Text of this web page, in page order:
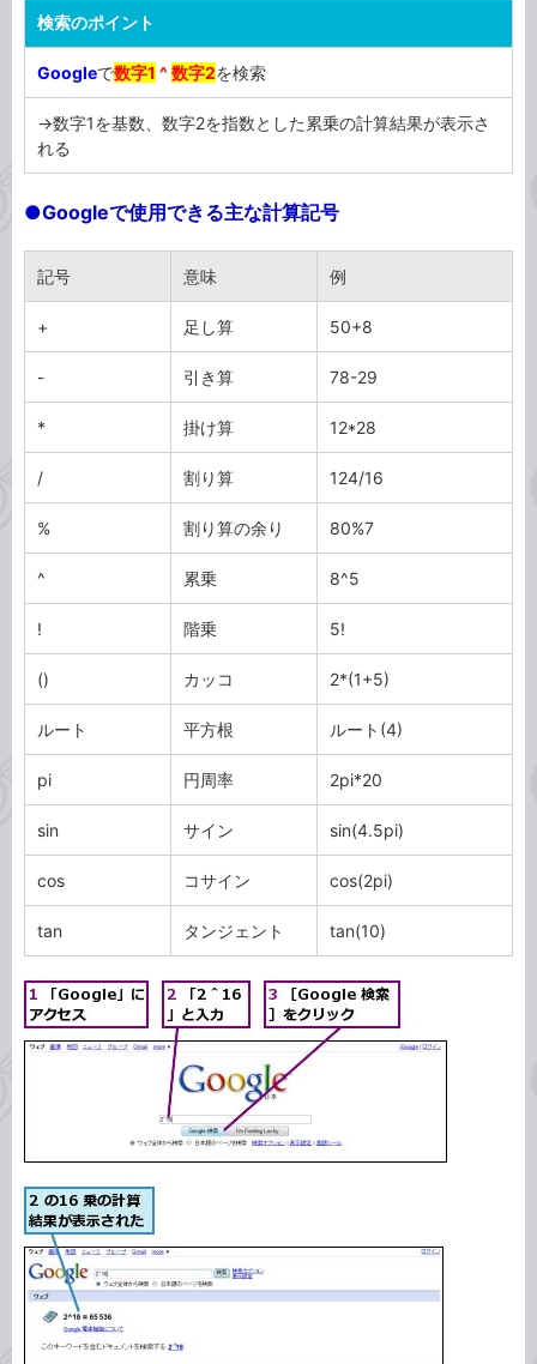
検索のポイント
Googleで数字1 ^数字2を検索
→数字1を基数、数字2を指数とした累乗の計算結果が表示さ
れる
●Googleで使用できる主な計算記号
記号 意味 例
+ 足し算 50+8
- 引き算 78-29
* 掛け算 12*28
/ 割り算 124/16
% 割り算の余り 80%7
^ 累乗 8^5
! 階乗 5!
() カッコ 2*(1+5)
ルート 平方根 ルート(4)
pi 円周率 2pi*20
sin サイン sin(4.5pi)
cos コサイン cos(2pi)
tan タンジェント tan(10)